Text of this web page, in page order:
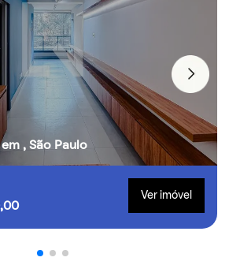
, São Paulo
Ver imóvel